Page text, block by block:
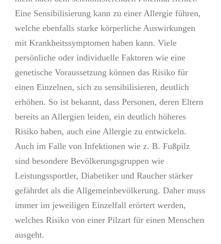
Eine Sensibilisierung kann zu einer Allergie führen,
welche ebenfalls starke körperliche Auswirkungen
mit Krankheitssymptomen haben kann. Viele
persönliche oder individuelle Faktoren wie eine
genetische Voraussetzung können das Risiko für
einen Einzelnen, sich zu sensibilisieren, deutlich
erhöhen. So ist bekannt, dass Personen, deren Eltern
bereits an Allergien leiden, ein deutlich höheres
Risiko haben, auch eine Allergie zu entwickeln.
Auch im Falle von Infektionen wie z. B. Fußpilz
sind besondere Bevölkerungsgruppen wie
Leistungssportler, Diabetiker und Raucher stärker
gefährdet als die Allgemeinbevölkerung. Daher muss
immer im jeweiligen Einzelfall erörtert werden,
welches Risiko von einer Pilzart für einen Menschen
ausgeht.